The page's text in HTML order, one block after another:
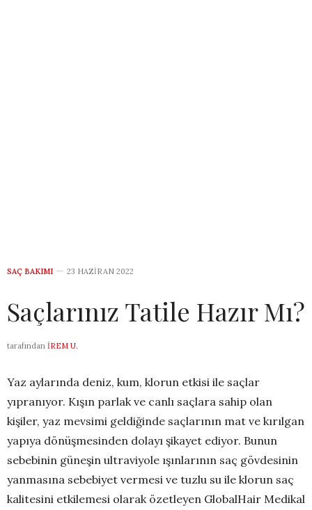
SAÇ BAKIMI 23 HAZIRAN 2022
Saçlarınız Tatile Hazır Mı?
tarafından İREM U.
Yaz aylarında deniz, kum, klorun etkisi ile saçlar
yıpranıyor. Kışın parlak ve canlı saçlara sahip olan
kişiler, yaz mevsimi geldiğinde saçlarının mat ve kırılgan
yapıya dönüşmesinden dolayı şikayet ediyor. Bunun
sebebinin güneşin ultraviyole ışınlarının saç gövdesinin
yanmasına sebebiyet vermesi ve tuzlu su ile klorun saç
kalitesini etkilemesi olarak özetleyen GlobalHair Medikal